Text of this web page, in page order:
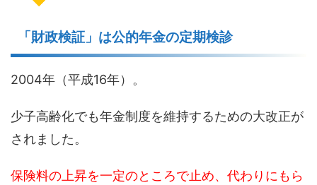
「財政検証」は公的年金の定期検診
2004年（平成16年）。
少子高齢化でも年金制度を維持するための大改正が
されました。
保険料の上昇を一定のところで止め、代わりにもら